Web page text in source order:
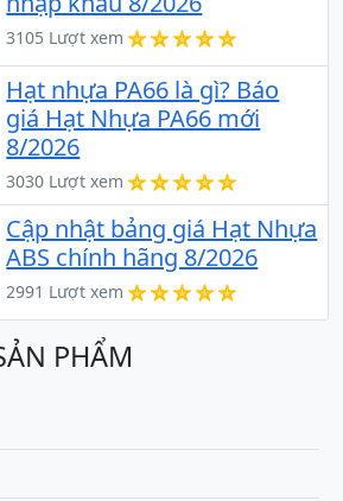
3105 Lượt xem
Hạt nhựa PA66 là gì? Báo
giá Hạt Nhựa PA66 mới
8/2026
3030 Lượt xem
Cập nhật bảng giá Hạt Nhựa
ABS chính hãng 8/2026
2991 Lượt xem
PHẨM